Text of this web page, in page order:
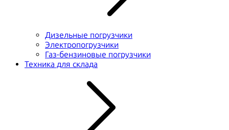
Дизельные погрузчики
Электропогрузчики
Газ-бензиновые погрузчики
Техника для склада